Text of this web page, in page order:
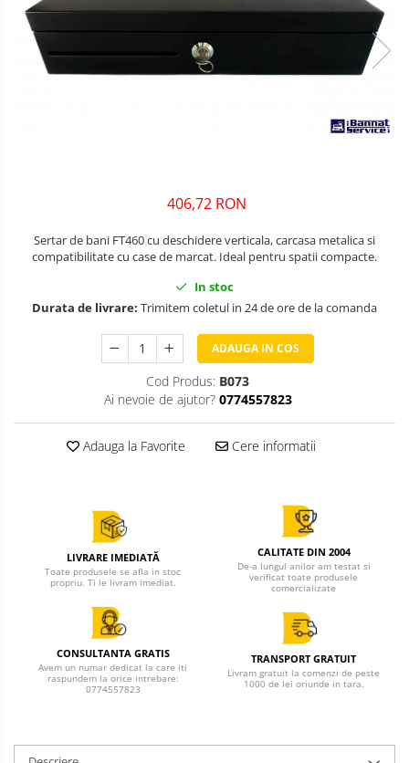
406,72 RON
Sertar de bani FT460 cu deschidere verticala, carcasa metalica si
compatibilitate cu case de marcat. Ideal pentru spatii compacte.
In stoc
Durata de livrare: Trimitem coletul in 24 de ore de la comanda
ADAUGA IN COS
Cod Produs: B073
Ai nevoie de ajutor? 0774557823
Adauga la Favorite Cere informatii
LIVRARE IMEDIATĂ
Toate produsele se afla in stoc
propriu. Ti le livram imediat.
CALITATE DIN 2004
De-a lungul anilor am testat si
verificat toate produsele
comercializate
CONSULTANTA GRATIS
Avem un numar dedicat la care iti
raspundem la orice intrebare:
0774557823
TRANSPORT GRATUIT
Livram gratuit la comenzi de peste
1000 de lei oriunde in tara.